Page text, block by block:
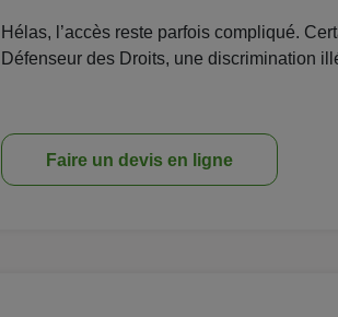
Hélas, l’accès reste parfois compliqué.
Défenseur des Droits, une discrimination
Faire un devis en ligne